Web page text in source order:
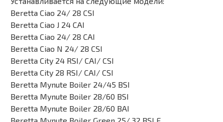
Beretta Ciao 24/ 28 CSI
Beretta Ciao J 24 CAI
Beretta Ciao 24/ 28 CAI
Beretta Ciao N 24/ 28 CSI
Beretta City 24 RSI/ CAI/ CSI
Beretta City 28 RSI/ CAI/ CSI
Beretta Mynute Boiler 24/45 BSI
Beretta Mynute Boiler 28/60 BSI
Beretta Mynute Boiler 28/60 BAI